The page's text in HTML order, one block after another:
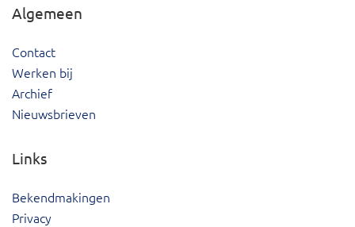
Algemeen
Contact
Werken bij
Archief
Nieuwsbrieven
Links
Bekendmakingen
Privacy